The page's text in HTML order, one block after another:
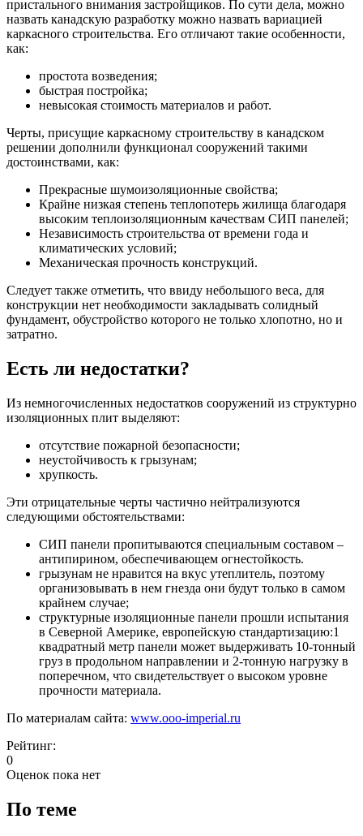
пристального внимания застройщиков. По сути дела, можно
назвать канадскую разработку можно назвать вариацией
каркасного строительства. Его отличают такие особенности,
как:
простота возведения;
быстрая постройка;
невысокая стоимость материалов и работ.
Черты, присущие каркасному строительству в канадском
решении дополнили функционал сооружений такими
достоинствами, как:
Прекрасные шумоизоляционные свойства;
Крайне низкая степень теплопотерь жилища благодаря
высоким теплоизоляционным качествам СИП панелей;
Независимость строительства от времени года и
климатических условий;
Механическая прочность конструкций.
Следует также отметить, что ввиду небольшого веса, для
конструкции нет необходимости закладывать солидный
фундамент, обустройство которого не только хлопотно, но и
затратно.
Есть ли недостатки?
Из немногочисленных недостатков сооружений из структурно
изоляционных плит выделяют:
отсутствие пожарной безопасности;
неустойчивость к грызунам;
хрупкость.
Эти отрицательные черты частично нейтрализуются
следующими обстоятельствами:
СИП панели пропитываются специальным составом –
антипирином, обеспечивающем огнестойкость.
грызунам не нравится на вкус утеплитель, поэтому
организовывать в нем гнезда они будут только в самом
крайнем случае;
структурные изоляционные панели прошли испытания
в Северной Америке, европейскую стандартизацию:1
квадратный метр панели может выдерживать 10-тонный
груз в продольном направлении и 2-тонную нагрузку в
поперечном, что свидетельствует о высоком уровне
прочности материала.
По материалам сайта: www.ooo-imperial.ru
Рейтинг:
0
Оценок пока нет
По теме